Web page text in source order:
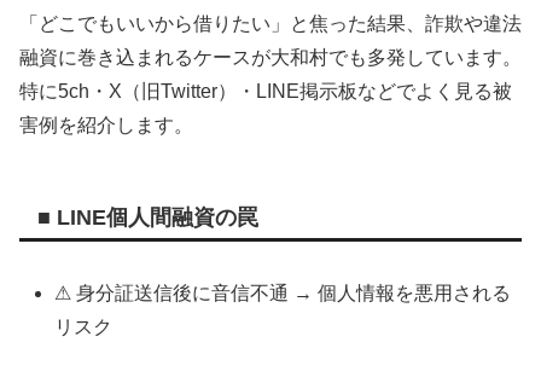
「どこでもいいから借りたい」と焦った結果、詐欺や違法
融資に巻き込まれるケースが大和村でも多発しています。
特に5ch・X（旧Twitter）・LINE掲示板などでよく見る被
害例を紹介します。
■ LINE個人間融資の罠
⚠ 身分証送信後に音信不通 → 個人情報を悪用される
リスク